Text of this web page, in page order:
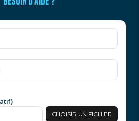
CHOISIR UN FICHIER